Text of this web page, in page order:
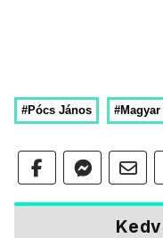
#Pócs János